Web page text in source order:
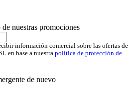
de nuestras promociones
información comercial sobre las ofertas de
en base a nuestra política de protección de
de nuevo